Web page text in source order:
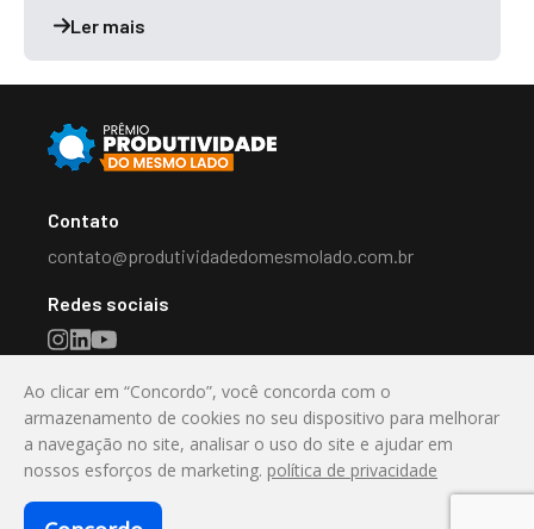
Ler mais
Contato
contato@produtividadedomesmolado.com.br
Redes sociais
Destaque
Valorizando a Inovação e a Produtividade no Mercado
Ao clicar em “Concordo”, você concorda com o
armazenamento de cookies no seu dispositivo para melhorar
a navegação no site, analisar o uso do site e ajudar em
nossos esforços de marketing. política de privacidade